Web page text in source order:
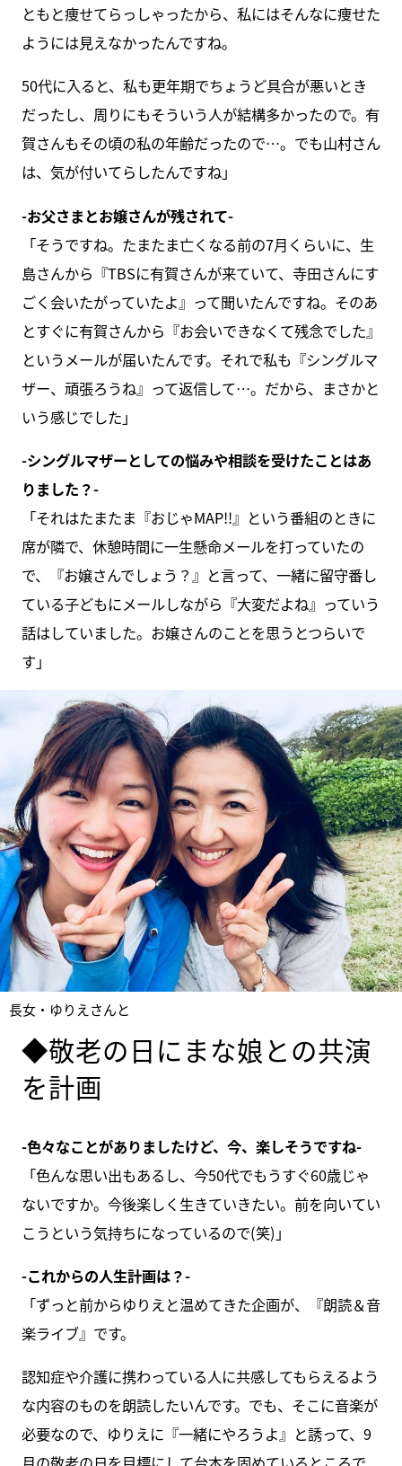
ともと痩せてらっしゃったから、私にはそんなに痩せた
ようには見えなかったんですね。
50代に入ると、私も更年期でちょうど具合が悪いとき
だったし、周りにもそういう人が結構多かったので。有
賀さんもその頃の私の年齢だったので…。でも山村さん
は、気が付いてらしたんですね」
-お父さまとお嬢さんが残されて-
「そうですね。たまたま亡くなる前の7月くらいに、生
島さんから『TBSに有賀さんが来ていて、寺田さんにす
ごく会いたがっていたよ』って聞いたんですね。そのあ
とすぐに有賀さんから『お会いできなくて残念でした』
というメールが届いたんです。それで私も『シングルマ
ザー、頑張ろうね』って返信して…。だから、まさかと
いう感じでした」
-シングルマザーとしての悩みや相談を受けたことはあ
りました？-
「それはたまたま『おじゃMAP!!』という番組のときに
席が隣で、休憩時間に一生懸命メールを打っていたの
で、『お嬢さんでしょう？』と言って、一緒に留守番し
ている子どもにメールしながら『大変だよね』っていう
話はしていました。お嬢さんのことを思うとつらいで
す」
長女・ゆりえさんと
◆敬老の日にまな娘との共演
を計画
-色々なことがありましたけど、今、楽しそうですね-
「色んな思い出もあるし、今50代でもうすぐ60歳じゃ
ないですか。今後楽しく生きていきたい。前を向いてい
こうという気持ちになっているので(笑)」
-これからの人生計画は？-
「ずっと前からゆりえと温めてきた企画が、『朗読＆音
楽ライブ』です。
認知症や介護に携わっている人に共感してもらえるよう
な内容のものを朗読したいんです。でも、そこに音楽が
必要なので、ゆりえに『一緒にやろうよ』と誘って、9